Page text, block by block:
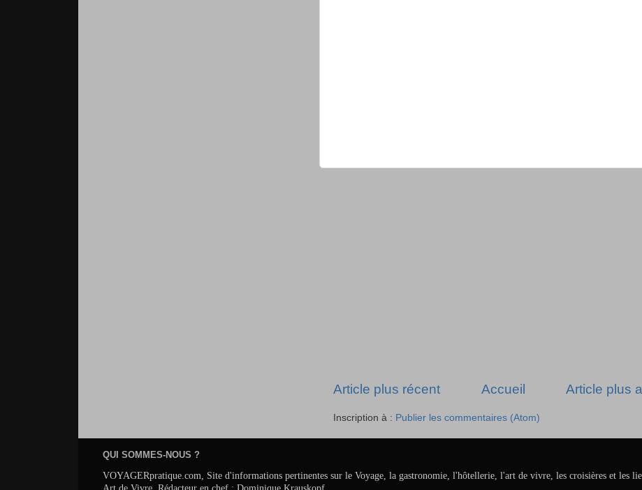
Article plus récent Article plus
Accueil
Inscription à : Publier les commentaires (Atom)
QUI SOMMES-NOUS ?
VOYAGERpratique.com, Site d'informations pertinentes sur le Voyage, la gastronomie, l'hôtellerie, l'art de vivre, les croisières et les